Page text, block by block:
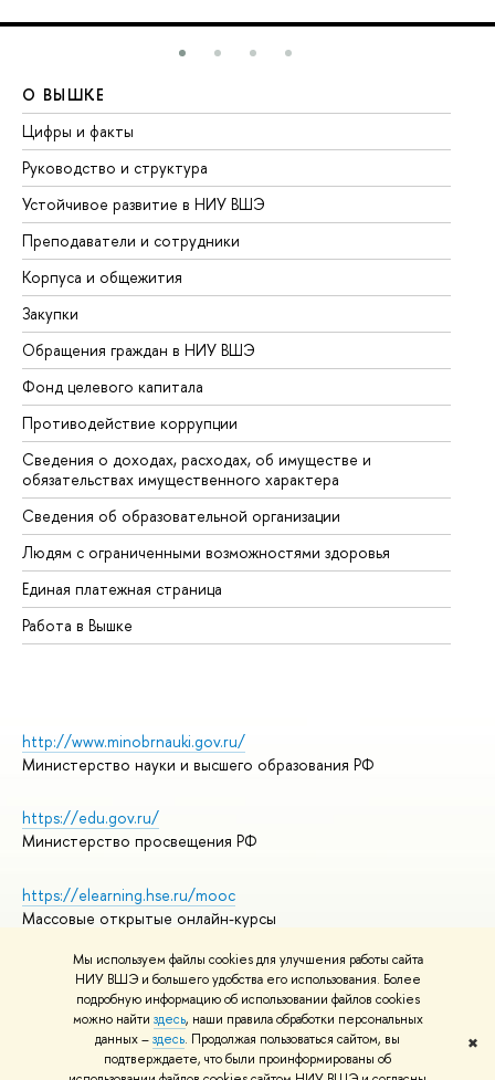
Мы используем файлы cookies для улучшения работы сайта
НИУ ВШЭ и большего удобства его использования. Более
подробную информацию об использовании файлов cookies
можно найти здесь, наши правила обработки персональных
данных –здесь. Продолжая пользоваться сайтом, вы
подтверждаете, что были проинформированы об
✖
О ВЫШКЕ
Цифры и факты
Руководство и структура
Устойчивое развитие в НИУ ВШЭ
Преподаватели и сотрудники
Корпуса и общежития
Закупки
Обращения граждан в НИУ ВШЭ
Фонд целевого капитала
Противодействие коррупции
Сведения о доходах, расходах, об имуществе и
обязательствах имущественного характера
Сведения об образовательной организации
Людям с ограниченными возможностями здоровья
Единая платежная страница
Работа в Вышке
http://www.minobrnauki.gov.ru/
Министерство науки и высшего образования РФ
https://edu.gov.ru/
Министерство просвещения РФ
https://elearning.hse.ru/mooc
Массовые открытые онлайн-курсы
© НИУ ВШЭ 1993–2026
Адреса и контакты
Условия использования материалов
Политика конфиденциальности